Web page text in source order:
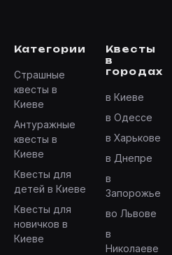
Категории
Страшные
квесты в
Киеве
Антуражные
квесты в
Киеве
Квесты для
детей в Киеве
Квесты для
новичков в
Киеве
Квесты
в
городах
в Киеве
в Одессе
в Харькове
в Днепре
в
Запорожье
во Львове
в
Николаеве